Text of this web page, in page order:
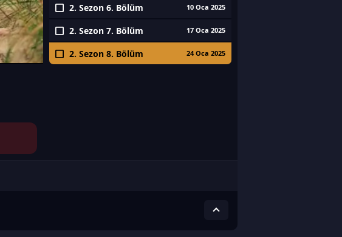
2. Sezon 6. Bölüm 10 Oca 2025
2. Sezon 7. Bölüm 17 Oca 2025
2. Sezon 8. Bölüm 24 Oca 2025